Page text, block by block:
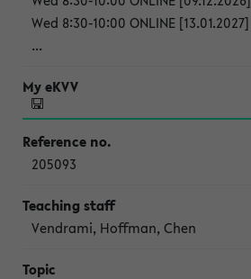
Wed 8:30-10:00 ONLINE [13.01.2027]
...
205093
Vendrami, Hoffman, Chen